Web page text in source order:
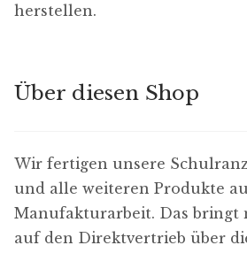
herstellen.
Über diesen Shop
Wir fertigen unsere
und alle weiteren Produkte
Manufakturarbeit. Das bringt
auf den Direktvertrieb über